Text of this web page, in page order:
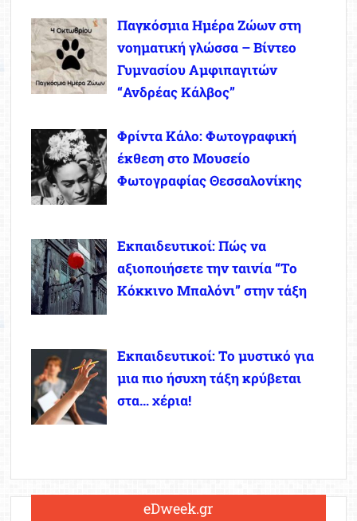
Παγκόσμια Ημέρα Ζώων στη
νοηματική γλώσσα – Βίντεο
Γυμνασίου Αμφιπαγιτών
“Ανδρέας Κάλβος”
Φρίντα Κάλο: Φωτογραφική
έκθεση στο Μουσείο
Φωτογραφίας Θεσσαλονίκης
Εκπαιδευτικοί: Πώς να
αξιοποιήσετε την ταινία “Το
Κόκκινο Μπαλόνι” στην τάξη
Εκπαιδευτικοί: Το μυστικό για
μια πιο ήσυχη τάξη κρύβεται
στα… χέρια!
eDweek.gr